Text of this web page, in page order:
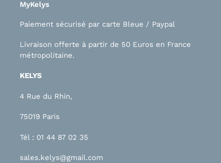
MyKelys
Paiement sécurisé par carte Bleue / Paypal
Livraison offerte à partir de 50 Euros en France
métropolitaine.
KELYS
4 Rue du Rhin,
75019 Paris
Tél : 01 44 87 02 35
sales.kelys@gmail.com